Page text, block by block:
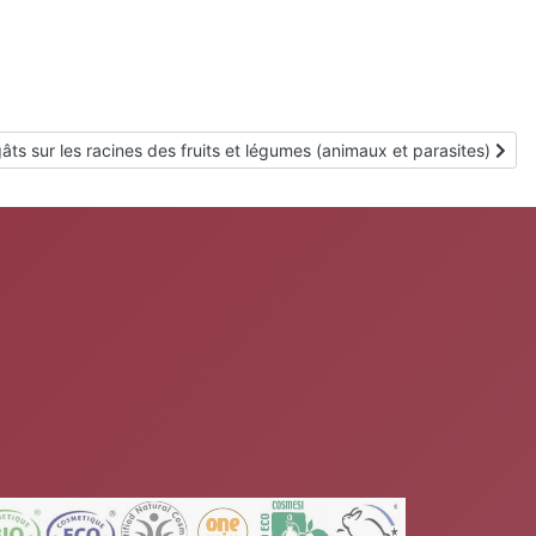
suivant : Dégâts sur les racines des fruits et légumes (animaux
sur les racines des fruits et légumes (animaux et parasites)